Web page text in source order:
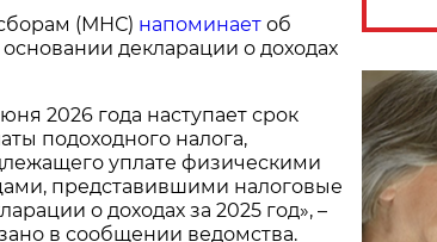
(МНС) напоминает об
декларации о доходах
2026 года наступает срок
подоходного налога,
уплате физическими
представившими налоговые
о доходах за 2025 год», –
в сообщении ведомства.